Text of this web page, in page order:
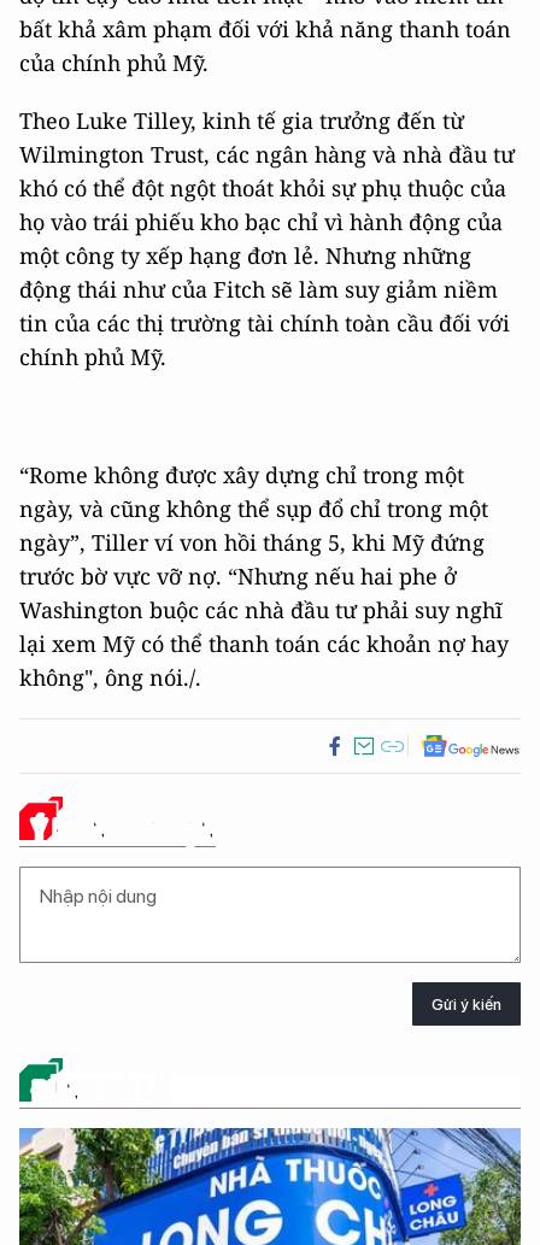
bất khả xâm phạm đối với khả năng thanh toán
của chính phủ Mỹ.
Theo Luke Tilley, kinh tế gia trưởng đến từ
Wilmington Trust, các ngân hàng và nhà đầu tư
khó có thể đột ngột thoát khỏi sự phụ thuộc của
họ vào trái phiếu kho bạc chỉ vì hành động của
một công ty xếp hạng đơn lẻ. Nhưng những
động thái như của Fitch sẽ làm suy giảm niềm
tin của các thị trường tài chính toàn cầu đối với
chính phủ Mỹ.
“Rome không được xây dựng chỉ trong một
ngày, và cũng không thể sụp đổ chỉ trong một
ngày”, Tiller ví von hồi tháng 5, khi Mỹ đứng
trước bờ vực vỡ nợ. “Nhưng nếu hai phe ở
Washington buộc các nhà đầu tư phải suy nghĩ
lại xem Mỹ có thể thanh toán các khoản nợ hay
không", ông nói./.
Ý KIẾN CỦA BẠN
Gửi ý kiến
ĐỪNG BỎ LỠ